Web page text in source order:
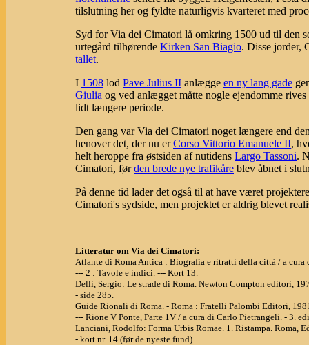
tilslutning her og fyldte naturligvis kvarteret med
Syd for Via dei Cimatori lå omkring 1500 ud til den
urtegård tilhørende Kirken San Biagio. Disse jorder,
tallet.
I 1508 lod Pave Julius II anlægge en ny lang gade
Giulia og ved anlægget måtte nogle ejendomme
lidt længere periode.
Den gang var Via dei Cimatori noget længere end
henover det, der nu erCorso Vittorio Emanuele II,
helt heroppe fra østsiden af nutidens Largo Tassoni.
Cimatori, førden brede nye trafikåre blev åbnet i
På denne tid lader det også til at have været
Cimatori's sydside, men projektet er aldrig blevet
Litteratur om Via dei Cimatori:
Atlante di Roma Antica : Biografia e ritratti della città / a
--- 2 : Tavole e indici. --- Kort 13.
Delli, Sergio: Le strade di Roma. Newton Compton editori,
- side 285.
Guide Rionali di Roma. - Roma : Fratelli Palombi Editori,
--- Rione V Ponte, Parte 1V / a cura di Carlo Pietrangeli. - 3.
Lanciani, Rodolfo: Forma Urbis Romae. 1. Ristampa. Roma,
- kort nr. 14 (før de nyeste fund).